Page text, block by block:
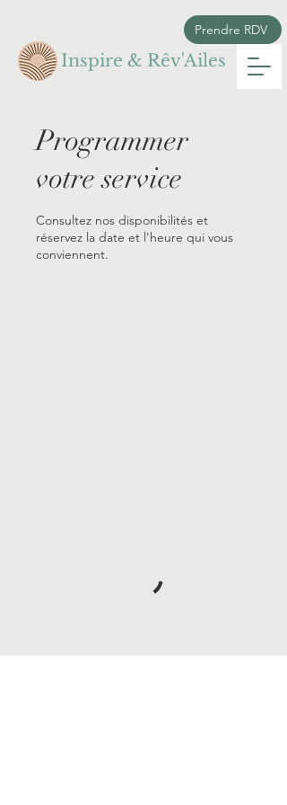
Prendre RDV
Inspire & Rêv'Ailes
Programmer
votre service
Consultez nos disponibilités et
réservez la date et l'heure qui vous
conviennent.